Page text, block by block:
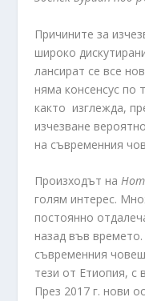
Причините за
широко
лансират се все
няма консенсус по
както изглежда,
изчезване
на съвременния
Произходът на
голям интерес.
постоянно
назад във
съвременния
тези от Етиопия, с
През 2017 г. нови